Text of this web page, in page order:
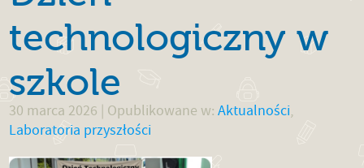
technologiczny w
szkole
30 marca 2026 | Opublikowane w:Aktualności,
Laboratoria przyszłości